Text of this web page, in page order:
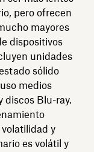
pero ofrecen
mayores
dispositivos
unidades
sólido
medios
discos Blu-ray.
y
es volátil y